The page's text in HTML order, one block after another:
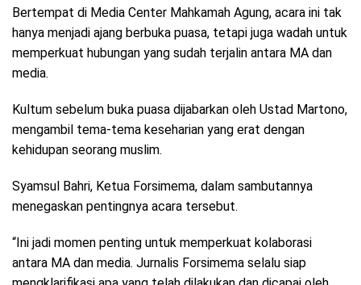
Bertempat di Media Center Mahkamah Agung, acara ini tak
hanya menjadi ajang berbuka puasa, tetapi juga wadah untuk
memperkuat hubungan yang sudah terjalin antara MA dan
media.
Kultum sebelum buka puasa dijabarkan oleh Ustad Martono,
mengambil tema-tema keseharian yang erat dengan
kehidupan seorang muslim.
Syamsul Bahri, Ketua Forsimema, dalam sambutannya
menegaskan pentingnya acara tersebut.
“Ini jadi momen penting untuk memperkuat kolaborasi
antara MA dan media. Jurnalis Forsimema selalu siap